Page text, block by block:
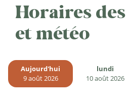
Horaires
et météo
Aujourd'hui
9 août 2026
lundi
10 août 2026